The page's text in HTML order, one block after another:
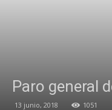
Paro general
13 junio, 2018 1051